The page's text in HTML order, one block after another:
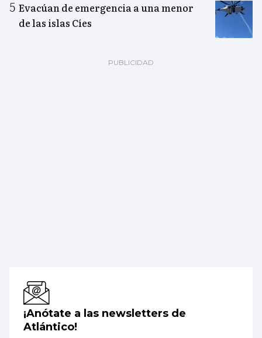
Evacúan de emergencia a una menor
de las islas Cíes
¡Anótate a las newsletters de
Atlántico!